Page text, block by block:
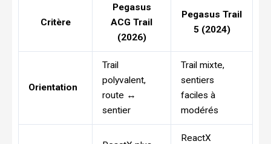
Critère
Pegasus
ACG Trail
(2026)
Pegasus Trail
5 (2024)
Orientation
Trail
polyvalent,
route ↔
sentier
Trail mixte,
sentiers
faciles à
modérés
ReactX